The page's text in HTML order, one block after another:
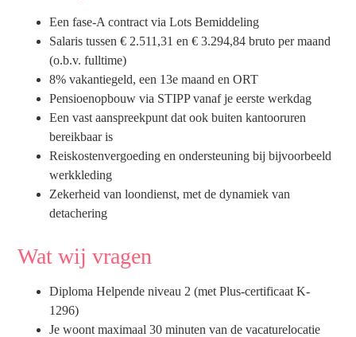
Een fase-A contract via Lots Bemiddeling
Salaris tussen € 2.511,31 en € 3.294,84 bruto per maand
(o.b.v. fulltime)
8% vakantiegeld, een 13e maand en ORT
Pensioenopbouw via STIPP vanaf je eerste werkdag
Een vast aanspreekpunt dat ook buiten kantooruren
bereikbaar is
Reiskostenvergoeding en ondersteuning bij bijvoorbeeld
werkkleding
Zekerheid van loondienst, met de dynamiek van
detachering
Wat wij vragen
Diploma Helpende niveau 2 (met Plus-certificaat K-
1296)
Je woont maximaal 30 minuten van de vacaturelocatie